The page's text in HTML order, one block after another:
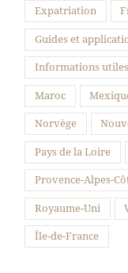
Expatriation
Guides et
Informations utiles
Maroc
Norvège
Pays de la Loire
Provence-Alpes-
Royaume-Uni
Île-de-France